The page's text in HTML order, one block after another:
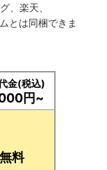
、楽天、
とは同梱できま
金(税込)
円~
無料